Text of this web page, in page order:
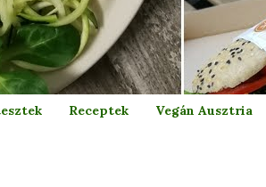
Receptek Vegán Ausztria